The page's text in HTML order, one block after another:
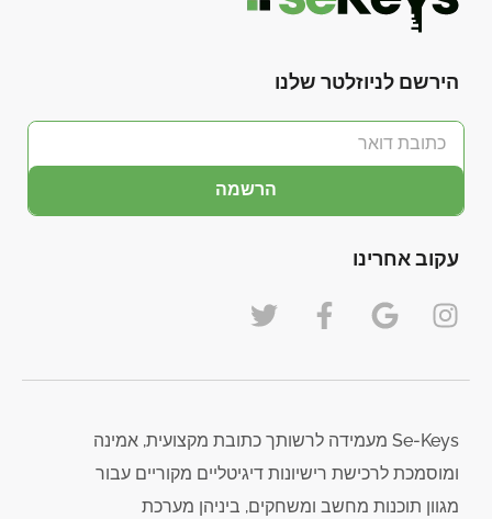
הירשם לניוזלטר שלנו
הרשמה
עקוב אחרינו
Se-Keys מעמידה לרשותך כתובת מקצועית, אמינה
ומוסמכת לרכישת רישיונות דיגיטליים מקוריים עבור
מגוון תוכנות מחשב ומשחקים, ביניהן מערכת